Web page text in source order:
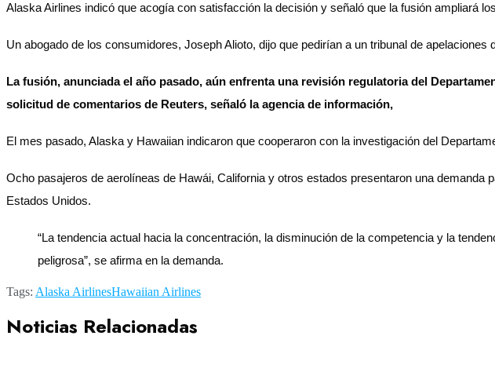
Alaska Airlines indicó que acogía con satisfacción la decisión y señaló que la fusión ampliará
Un abogado de los consumidores, Joseph Alioto, dijo que pedirían a un tribunal de
La fusión, anunciada el año pasado, aún enfrenta una revisión regulatoria del
solicitud de comentarios de Reuters, señaló la agencia de información,
El mes pasado, Alaska y Hawaiian indicaron que cooperaron con la investigación del
Ocho pasajeros de aerolíneas de Hawái, California y otros estados presentaron una
Estados Unidos.
“La tendencia actual hacia la concentración, la disminución de la competencia y la
peligrosa”, se afirma en la demanda.
Tags: Alaska AirlinesHawaiian Airlines
Noticias Relacionadas